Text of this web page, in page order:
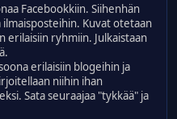
Facebookkiin. Siihenhän
Kuvat otetaan
erilaisiin ryhmiin. Julkaistaan
erilaisiin blogeihin ja
niihin ihan
Sata seuraajaa "tykkää" ja